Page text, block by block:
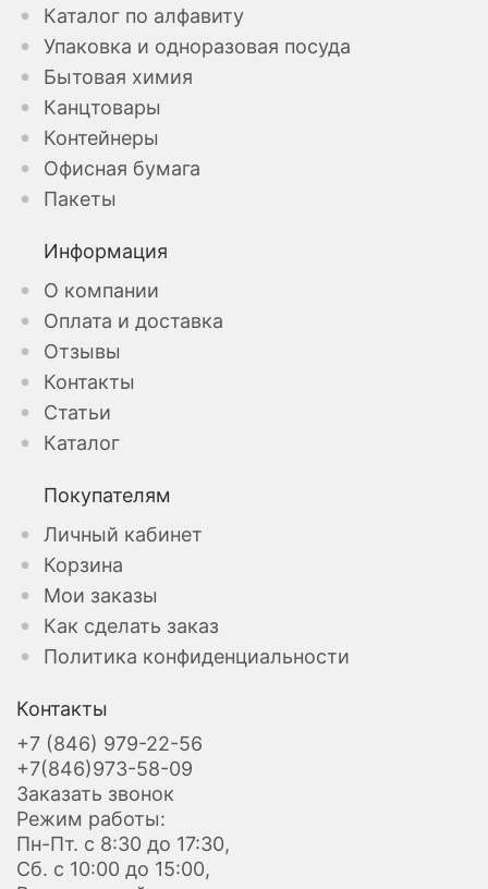
Каталог по алфавиту
Упаковка и одноразовая посуда
Бытовая химия
Канцтовары
Контейнеры
Офисная бумага
Пакеты
Информация
О компании
Оплата и доставка
Отзывы
Контакты
Статьи
Каталог
Покупателям
Личный кабинет
Корзина
Мои заказы
Как сделать заказ
Политика конфиденциальности
Контакты
+7 (846) 979-22-56
+7(846)973-58-09
Заказать звонок
Режим работы:
Пн-Пт. с 8:30 до 17:30,
Сб. с 10:00 до 15:00,